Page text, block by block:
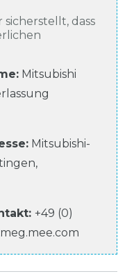
dass
: Mitsubishi
Mitsubishi-
,
+49 (0)